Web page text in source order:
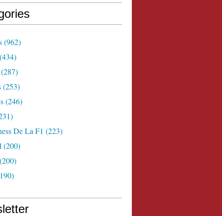
(962)
(253)
(246)
De La F1 (223)
(200)